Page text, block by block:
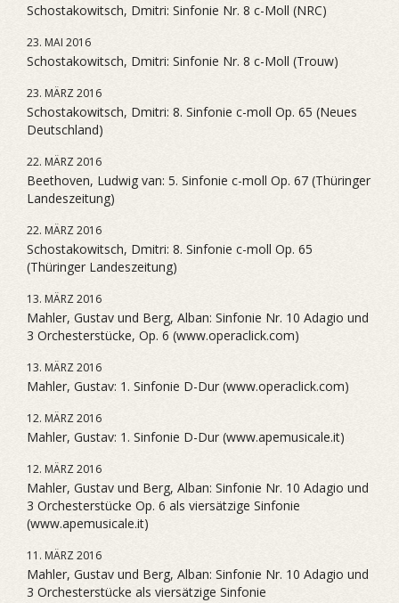
Schostakowitsch, Dmitri: Sinfonie Nr. 8 c-Moll (NRC)
23. MAI 2016
Schostakowitsch, Dmitri: Sinfonie Nr. 8 c-Moll (Trouw)
23. MÄRZ 2016
Schostakowitsch, Dmitri: 8. Sinfonie c-moll Op. 65 (Neues
Deutschland)
22. MÄRZ 2016
Beethoven, Ludwig van: 5. Sinfonie c-moll Op. 67 (Thüringer
Landeszeitung)
22. MÄRZ 2016
Schostakowitsch, Dmitri: 8. Sinfonie c-moll Op. 65
(Thüringer Landeszeitung)
13. MÄRZ 2016
Mahler, Gustav und Berg, Alban: Sinfonie Nr. 10 Adagio und
3 Orchesterstücke, Op. 6 (www.operaclick.com)
13. MÄRZ 2016
Mahler, Gustav: 1. Sinfonie D-Dur (www.operaclick.com)
12. MÄRZ 2016
Mahler, Gustav: 1. Sinfonie D-Dur (www.apemusicale.it)
12. MÄRZ 2016
Mahler, Gustav und Berg, Alban: Sinfonie Nr. 10 Adagio und
3 Orchesterstücke Op. 6 als viersätzige Sinfonie
(www.apemusicale.it)
11. MÄRZ 2016
Mahler, Gustav und Berg, Alban: Sinfonie Nr. 10 Adagio und
3 Orchesterstücke als viersätzige Sinfonie